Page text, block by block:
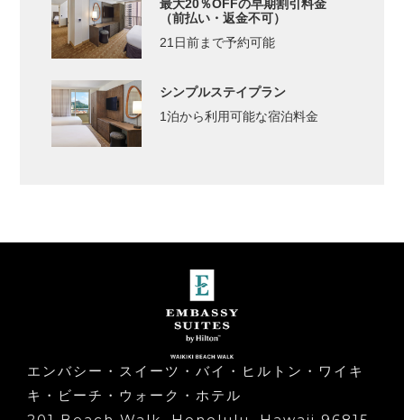
最大20％OFFの早期割引料金
（前払い・返金不可）
21日前まで予約可能
シンプルステイプラン
1泊から利用可能な宿泊料金
エンバシー・スイーツ・バイ・ヒルトン・ワイキ
キ・ビーチ・ウォーク・ホテル